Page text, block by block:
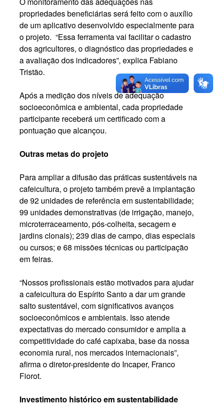
propriedades beneficiárias será feito com o auxílio
de um aplicativo desenvolvido especialmente para
o projeto. “Essa ferramenta vai facilitar o cadastro
dos agricultores, o diagnóstico das propriedades e
a avaliação dos indicadores”, explica Fabiano
Tristão.
Após a medição dos níveis de adequação
socioeconômica e ambiental, cada propriedade
participante receberá um certificado com a
pontuação que alcançou.
Outras metas do projeto
Para ampliar a difusão das práticas sustentáveis na
cafeicultura, o projeto também prevê a implantação
de 92 unidades de referência em sustentabilidade;
99 unidades demonstrativas (de irrigação, manejo,
microterraceamento, pós-colheita, secagem e
jardins clonais); 239 dias de campo, dias especiais
ou cursos; e 68 missões técnicas ou participação
em feiras.
“Nossos profissionais estão motivados para ajudar
a cafeicultura do Espírito Santo a dar um grande
salto sustentável, com significativos avanços
socioeconômicos e ambientais. Isso atende
expectativas do mercado consumidor e amplia a
competitividade do café capixaba, base da nossa
economia rural, nos mercados internacionais”,
afirma o diretor-presidente do Incaper, Franco
Fiorot.
Investimento histórico em sustentabilidade